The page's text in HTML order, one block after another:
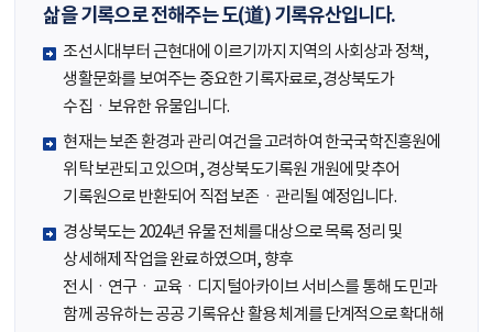
삶을 기록으로 전해주는 도(道) 기록유산입니다.
조선시대부터 근현대에 이르기까지 지역의 사회상과 정책,
생활문화를 보여주는 중요한 기록자료로,경상북도가
수집ㆍ보유한 유물입니다.
현재는 보존 환경과 관리 여건을 고려하여 한국국학진흥원에
위탁 보관되고 있으며, 경상북도기록원 개원에 맞추어
기록원으로 반환되어 직접 보존ㆍ관리될 예정입니다.
경상북도는 2024년 유물 전체를 대상으로 목록 정리 및
상세해제 작업을 완료하였으며, 향후
전시ㆍ연구ㆍ교육ㆍ디지털아카이브 서비스를 통해 도민과
함께 공유하는 공공 기록유산 활용 체계를 단계적으로 확대해